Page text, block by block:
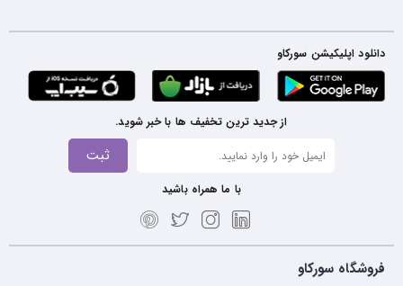
دانلود اپلیکیشن سورکاو
از جدید ترین تخفیف ها با خبر شوید.
ثبت
با ما همراه باشید
فروشگاه سورکاو